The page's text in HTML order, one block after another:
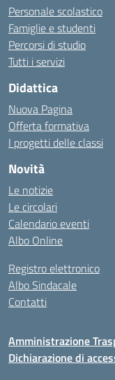
Personale scolastico
Famiglie e studenti
Percorsi di studio
Tutti i servizi
Didattica
Nuova Pagina
Offerta formativa
I progetti delle classi
Novità
Le notizie
Le circolari
Calendario eventi
Albo Online
Registro elettronico
Albo Sindacale
Contatti
Amministrazione
Dichiarazione di